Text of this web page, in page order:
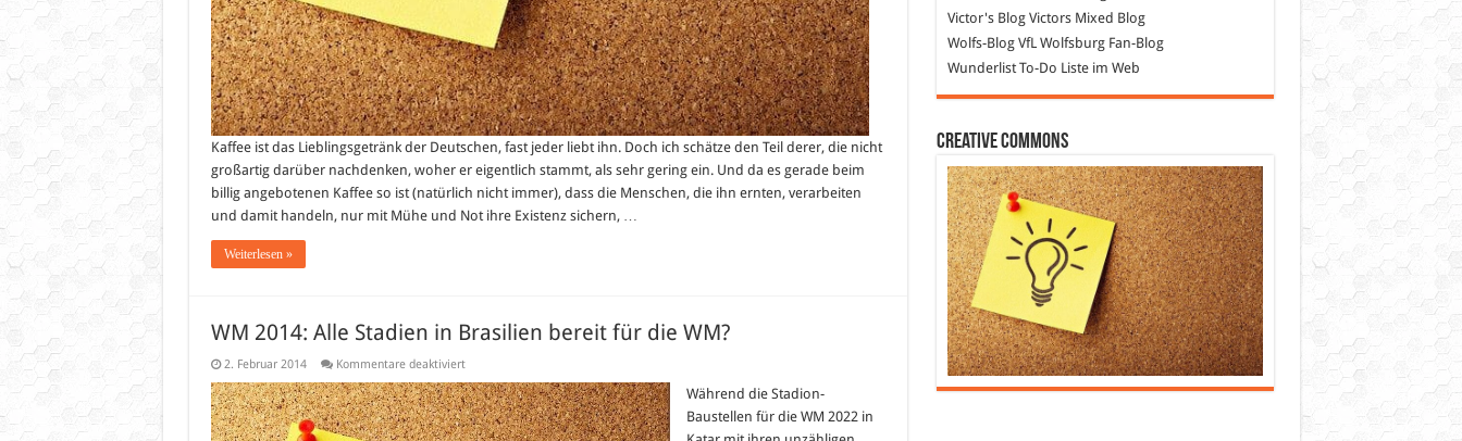
Kaffee ist das Lieblingsgetränk der Deutschen, fast jeder liebt ihn. Doch ich schätze den Teil derer, die nicht
großartig darüber nachdenken, woher er eigentlich stammt, als sehr gering ein. Und da es gerade beim
billig angebotenen Kaffee so ist (natürlich nicht immer), dass die Menschen, die ihn ernten, verarbeiten
und damit handeln, nur mit Mühe und Not ihre Existenz sichern, …
Weiterlesen »
WM 2014: Alle Stadien in Brasilien bereit für die WM?
2. Februar 2014 Kommentare deaktiviertfür
2014:
Alle
Stadien
in
Während die Stadion-
Baustellen für die WM 2022 in
Victor's BlogVictors Mixed Blog
Wolfs-BlogVfL Wolfsburg Fan-Blog
WunderlistTo-Do Liste im Web
Creative Commons